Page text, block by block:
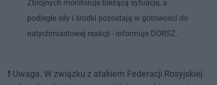
Zbrojnych monitoruje bieżącą sytuację, a
podległe siły i środki pozostają w gotowości do
natychmiastowej reakcji - informuje DORSZ.
❗️ Uwaga. W związku z atakiem Federacji Rosyjskiej